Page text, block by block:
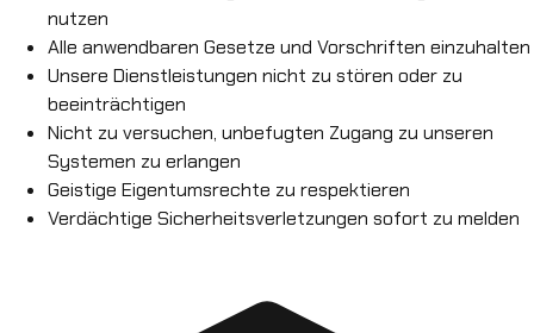
nutzen
Alle anwendbaren Gesetze und Vorschriften einzuhalten
Unsere Dienstleistungen nicht zu stören oder zu
beeinträchtigen
Nicht zu versuchen, unbefugten Zugang zu unseren
Systemen zu erlangen
Geistige Eigentumsrechte zu respektieren
Verdächtige Sicherheitsverletzungen sofort zu melden